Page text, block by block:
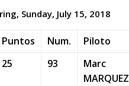
Sunday, July 15, 2018
Puntos Num. Piloto
25 93
Marc
MARQUEZ